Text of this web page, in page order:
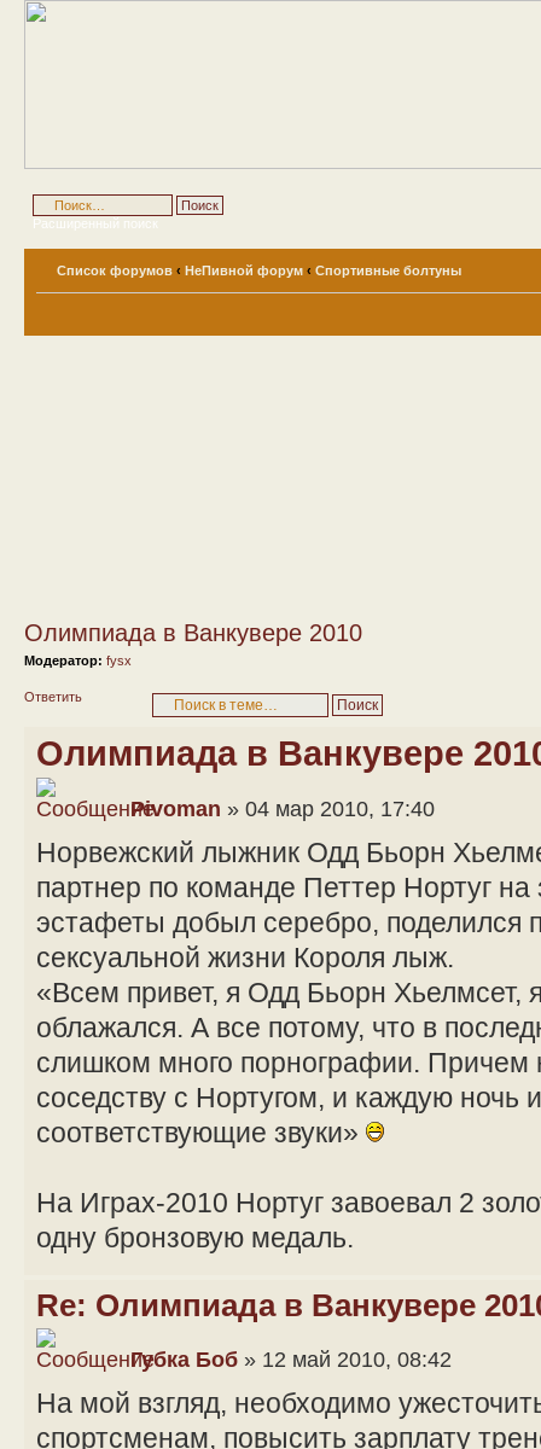
Расширенный поиск
Список форумов ‹ НеПивной форум ‹ Спортивные болтуны
Олимпиада в Ванкувере 2010
Модератор: fysx
Ответить
Олимпиада в Ванкувере
Pivoman » 04 мар 2010, 17:40
Норвежский лыжник Одд Бьорн
партнер по команде Петтер Нортуг
эстафеты добыл серебро, поделился
сексуальной жизни Короля лыж.
«Всем привет, я Одд Бьорн Хьелмсет,
облажался. А все потому, что в
слишком много порнографии. Причем
соседству с Нортугом, и каждую ночь
соответствующие звуки»
На Играх-2010 Нортуг завоевал 2
одну бронзовую медаль.
Re: Олимпиада в Ванкувере
Губка Боб » 12 май 2010, 08:42
На мой взгляд, необходимо
спортсменам, повысить зарплату